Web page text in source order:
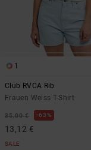
1
Club RVCA Rib
Frauen Weiss T-Shirt
35,00 € 63%
13,12 €
SALE